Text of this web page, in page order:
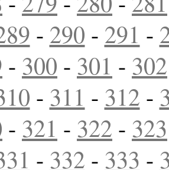
- 290 - 291 -
- 300 - 301 - 302
- 311 - 312 -
- 321 - 322 - 323
- 332 - 333 -